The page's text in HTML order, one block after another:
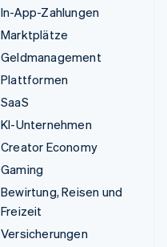
In-App-Zahlungen
Marktplätze
Geldmanagement
Plattformen
SaaS
KI-Unternehmen
Creator Economy
Gaming
Bewirtung, Reisen und
Freizeit
Versicherungen